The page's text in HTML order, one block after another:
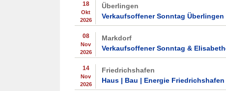
18
Okt
2026
Überlingen
Verkaufsoffener Sonntag Überlingen
08
Nov
2026
Markdorf
Verkaufsoffener Sonntag &
14
Nov
2026
Friedrichshafen
Haus | Bau | Energie Friedrichshafen